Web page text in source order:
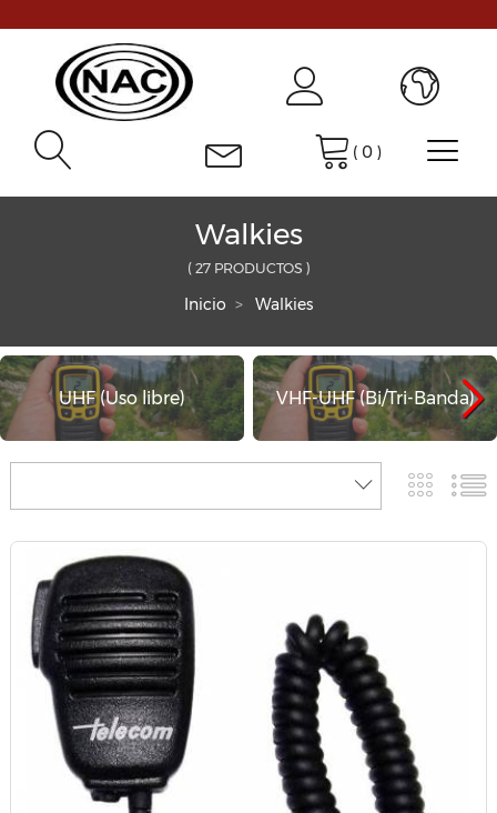
( 0 )
Walkies
( 27 PRODUCTOS )
Inicio Walkies
UHF (Uso libre) VHF-UHF (Bi/Tri-Banda)